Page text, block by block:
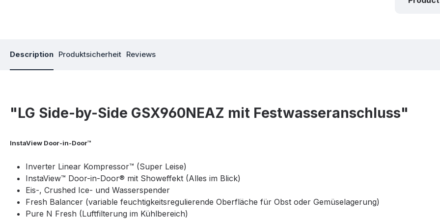
Description Produktsicherheit Reviews
"LG Side-by-Side GSX960NEAZ mit Festwasseranschluss"
InstaView Door-in-Door™
Inverter Linear Kompressor™ (Super Leise)
InstaView™ Door-in-Door® mit Showeffekt (Alles im Blick)
Eis-, Crushed Ice- und Wasserspender
Fresh Balancer (variable feuchtigkeitsregulierende Oberfläche für Obst oder Gemüselagerung)
Pure N Fresh (Luftfilterung im Kühlbereich)